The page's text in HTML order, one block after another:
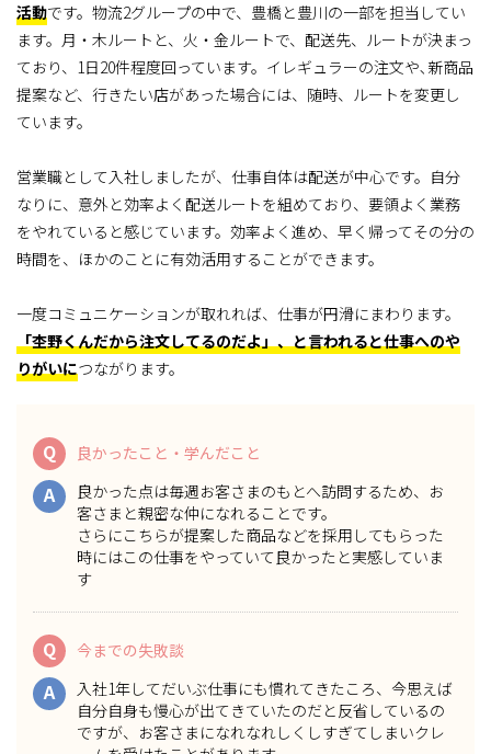
活動です。物流2グループの中で、豊橋と豊川の一部を担当してい
ます。月・木ルートと、火・金ルートで、配送先、ルートが決まっ
ており、1日20件程度回っています。イレギュラーの注文や､新商品
提案など、行きたい店があった場合には、随時、ルートを変更し
ています。
営業職として入社しましたが、仕事自体は配送が中心です。自分
なりに、意外と効率よく配送ルートを組めており、要領よく業務
をやれていると感じています。効率よく進め、早く帰ってその分の
時間を、ほかのことに有効活用することができます。
一度コミュニケーションが取れれば、仕事が円滑にまわります。
「杢野くんだから注文してるのだよ」、と言われると仕事へのや
りがいにつながります。
Q 良かったこと・学んだこと
A 良かった点は毎週お客さまのもとへ訪問するため、 お
客さまと親密な仲になれることです。
さらにこちらが提案した商品などを採用してもらった
時にはこの仕事をやっていて良かったと実感していま
す
Q 今までの失敗談
A
入社1年してだいぶ仕事にも慣れてきたころ、今思えば
自分自身も慢心が出てきていたのだと反省しているの
ですが、お客さまになれなれしくしすぎてしまいクレ